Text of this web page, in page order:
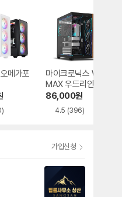
메가포
마이크로닉스 WIZ
MAX 우드리안 MA
X
86,000원
4.5 (396)
가입신청